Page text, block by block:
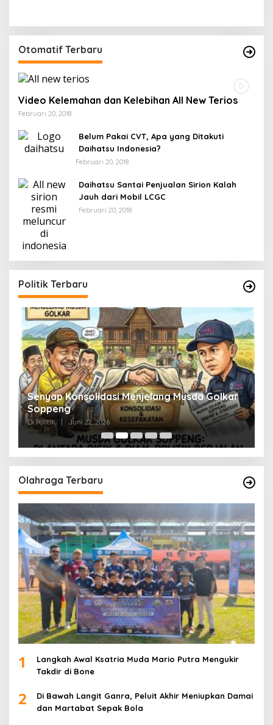
Otomatif Terbaru
Video Kelemahan dan Kelebihan All New Terios
Februari 20, 2018
Belum Pakai CVT, Apa yang Ditakuti
Daihatsu Indonesia?
Februari 20, 2018
Daihatsu Santai Penjualan Sirion Kalah
Jauh dari Mobil LCGC
Februari 20, 2018
Politik Terbaru
Senyap Konsolidasi Menjelang Musda Golkar
Soppeng
Di Politik Juni 22, 2026
Olahraga Terbaru
1
Langkah Awal Ksatria Muda Mario Putra Mengukir
Takdir di Bone
2
Di Bawah Langit Ganra, Peluit Akhir Meniupkan Damai
dan Martabat Sepak Bola